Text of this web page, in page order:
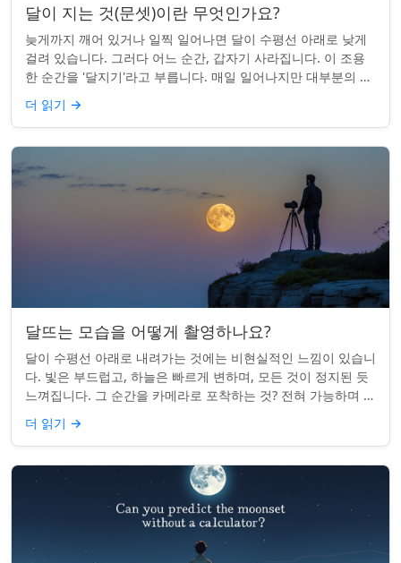
달이 지는 것(문셋)이란 무엇인가요?
늦게까지 깨어 있거나 일찍 일어나면 달이 수평선 아래로 낮게
걸려 있습니다. 그러다 어느 순간, 갑자기 사라집니다. 이 조용
한 순간을 '달지기'라고 부릅니다. 매일 일어나지만 대부분의 사
람들은 놓치곤 합니다. 핵심 ...
더 읽기 →
달뜨는 모습을 어떻게 촬영하나요?
달이 수평선 아래로 내려가는 것에는 비현실적인 느낌이 있습니
다. 빛은 부드럽고, 하늘은 빠르게 변하며, 모든 것이 정지된 듯
느껴집니다. 그 순간을 카메라로 포착하는 것? 전혀 가능하며 가
치가 있습니다. 간단한 팁:...
더 읽기 →